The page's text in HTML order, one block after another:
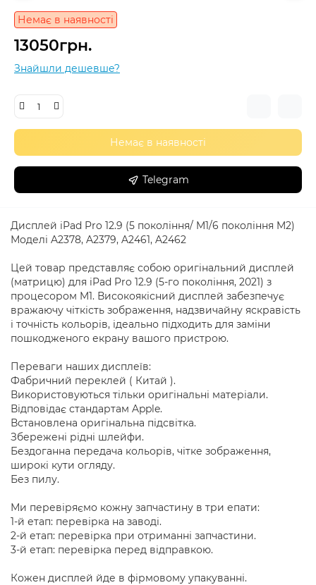
Немає в наявності
13050грн.
Знайшли дешевше?
Немає в наявності
Telegram
Дисплей iPad Pro 12.9 (5 покоління/ M1/6 покоління M2)
Моделі A2378, A2379, A2461, A2462
Цей товар представляє собою оригінальний дисплей
(матрицю) для iPad Pro 12.9 (5-го покоління, 2021) з
процесором M1. Високоякісний дисплей забезпечує
вражаючу чіткість зображення, надзвичайну яскравість
і точність кольорів, ідеально підходить для заміни
пошкодженого екрану вашого пристрою.
Переваги наших дисплеїв:
Фабричний переклей ( Китай ).
Використовуються тільки оригінальні матеріали.
Відповідає стандартам Apple.
Встановлена оригінальна підсвітка.
Збережені рідні шлейфи.
Бездоганна передача кольорів, чітке зображення,
широкі кути огляду.
Без пилу.
Ми перевіряємо кожну запчастину в три епати:
1-й етап: перевірка на заводі.
2-й етап: перевірка при отриманні запчастини.
3-й етап: перевірка перед відправкою.
Кожен дисплей йде в фірмовому упакуванні.